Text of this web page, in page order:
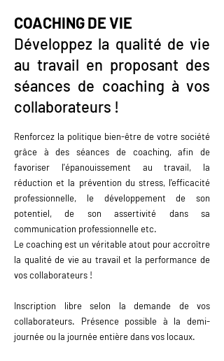
COACHING DE VIE
Développez la qualité de vie
au travail en proposant des
séances de coaching à vos
collaborateurs !
Renforcez la politique bien-être de votre société
grâce à des séances de coaching, afin de
favoriser l'épanouissement au travail, la
réduction et la prévention du stress, l'efficacité
professionnelle, le développement de son
potentiel, de son assertivité dans sa
communication professionnelle etc.
Le coaching est un véritable atout pour accroître
la qualité de vie au travail et la performance de
vos collaborateurs !
Inscription libre selon la demande de vos
collaborateurs. Présence possible à la demi-
journée ou la journée entière dans vos locaux.